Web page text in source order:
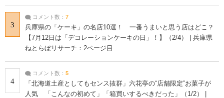
3
コメント数： 7
兵庫県の「ケーキ」の名店10選！ 一番うまいと思う店はどこ？
【7月12日は「デコレーションケーキの日」！】（2/4） | 兵庫県
ねとらぼリサーチ：2ページ目
4
コメント数： 5
「北海道土産としてもセンス抜群」六花亭の“店舗限定”お菓子が
人気 「こんなの初めて」「箱買いするべきだった」（1/2） |